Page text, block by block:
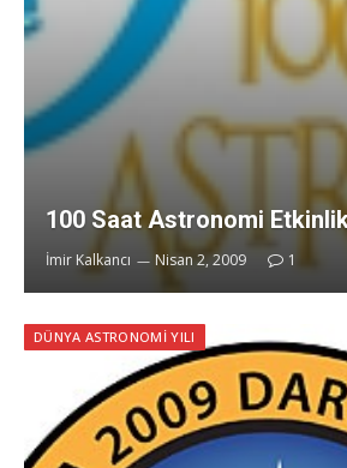
100 Saat Astronomi
İmir Kalkancı Nisan 2, 2009 1
DÜNYA ASTRONOMI YILI